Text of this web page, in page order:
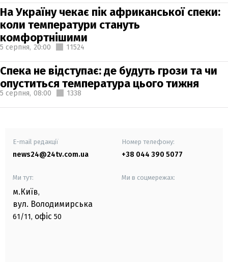
На Україну чекає пік африканської спеки:
коли температури стануть
комфортнішими
5 серпня, 20:00 11524
Спека не відступає: де будуть грози та чи
опуститься температура цього тижня
5 серпня, 08:00 1338
E-mail редакції
news24@24tv.com.ua
Номер телефону:
+38 044 390 5077
Ми тут:
м.Київ,
вул. Володимирська
61/11, офіс 50
Ми в соцмережах: